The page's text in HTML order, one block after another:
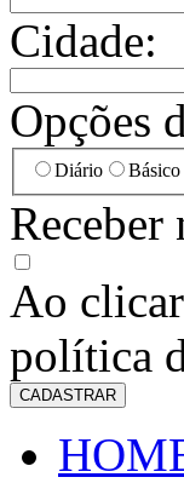
Cidade:
Opções
Diário Básico
Receber
Ao
política
CADASTRAR